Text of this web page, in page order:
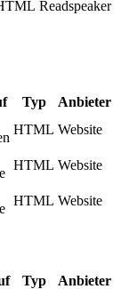
Readspeaker
Typ
Anbieter
HTML Website
HTML Website
HTML Website
Typ Anbieter